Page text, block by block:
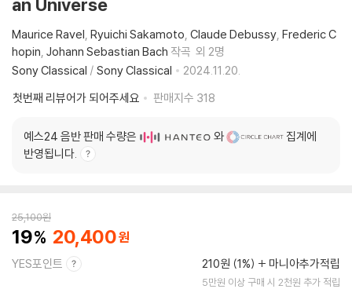
an Universe
Maurice Ravel Ryuichi Sakamoto Claude Debussy Frederic C
hopin Johann Sebastian Bach 작곡 외 2명
Sony Classical / Sony Classical
2024.11.20.
첫번째 리뷰어가 되어주세요
판매지수 318
예스24 음반 판매 수량은 와
집계에
반영됩니다.
25,100원
19 20,400
YES포인트 210원 (1%) 마니아추가적립
5만원 이상 구매 시 2천원 추가 적립